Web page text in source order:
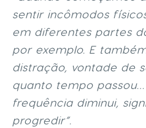
sentir incômodos
em diferentes partes
por exemplo. E
distração, vontade de
quanto tempo
frequência diminui,
progredir”.